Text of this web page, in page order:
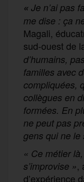
« Je n’ai pas
me dise : ça
Magali,
sud-ouest de
d’humains,
familles avec
compliquées,
collègues en
formées. En
ne peut pas
gens qui ne le
« Ce métier
s’improvise »,
d’expérience